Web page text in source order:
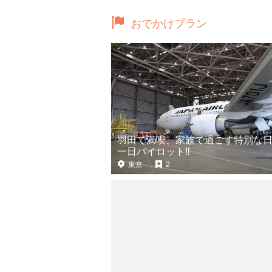
おでかけプラン
羽田で満喫、家族で過ごす特別な
一日パイロット‼
東京 2